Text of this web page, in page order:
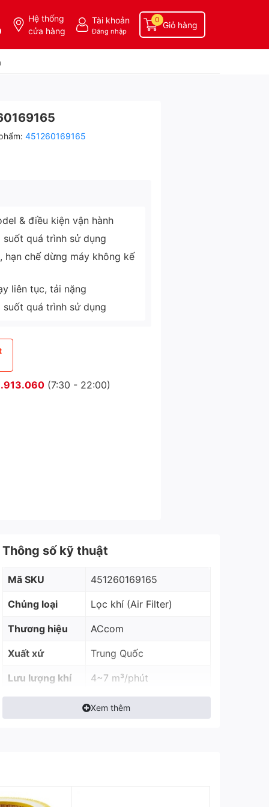
Hệ thống
cửa hàng
Tài khoản
Đăng nhập
Giỏ hàng
0
451260169165
& điều kiện vận hành
quá trình sử dụng
hạn chế dừng máy không kế
liên tục, tải nặng
quá trình sử dụng
(7:30 - 22:00)
Thông số kỹ thuật
Mã SKU 451260169165
Chủng loại Lọc khí (Air Filter)
Thương hiệu ACcom
Xuất xứ Trung Quốc
Lưu lượng khí 4~7 m³/phút
ngoài
169 mm
Xem thêm